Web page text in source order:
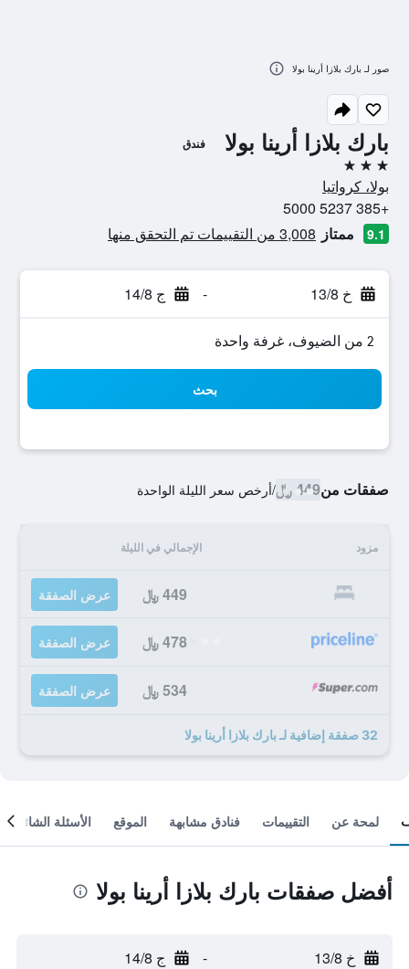
بارك بلازا أرينا بولا فندق
3 نجوم
بولا، كرواتيا
+385 5237 5000
9.1 ممتاز 3,008 من التقييمات تم التحقق منها
خ 13/8 - ج 14/8
2 من الضيوف، غرفة واحدة
بحث
صفقات من449 ﷼ /أرخص سعر الليلة الواحدة
مزود الإجمالي في الليلة
449 ﷼ عرض الصفقة
478 ﷼ عرض الصفقة
534 ﷼ عرض الصفقة
32 صفقة إضافية لـ بارك بلازا أرينا بولا
صور لـ بارك بلازا أرينا بولا
لمحة عن التقييمات فنادق مشابهة الموقع الأسئلة الشائعة
أفضل صفقات بارك بلازا أرينا بولا
خ 13/8 - ج 14/8